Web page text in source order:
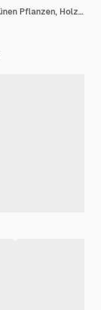
Afrikanisches helles Wohnzimmer mit grünen Pflanzen, Holzmöbeln und orangefarbenem Sofa-Hintergrund, hell und modern